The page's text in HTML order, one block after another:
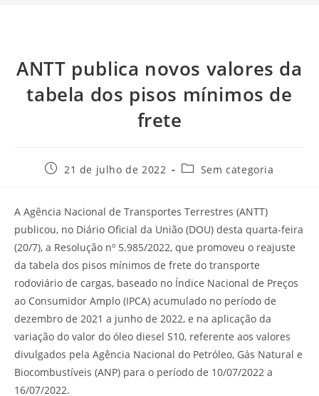
ANTT publica novos valores da
tabela dos pisos mínimos de
frete
21 de julho de 2022 Sem categoria
A Agência Nacional de Transportes Terrestres (ANTT)
publicou, no Diário Oficial da União (DOU) desta quarta-feira
(20/7), a Resolução nº 5.985/2022, que promoveu o reajuste
da tabela dos pisos mínimos de frete do transporte
rodoviário de cargas, baseado no Índice Nacional de Preços
ao Consumidor Amplo (IPCA) acumulado no período de
dezembro de 2021 a junho de 2022, e na aplicação da
variação do valor do óleo diesel S10, referente aos valores
divulgados pela Agência Nacional do Petróleo, Gás Natural e
Biocombustíveis (ANP) para o período de 10/07/2022 a
16/07/2022.